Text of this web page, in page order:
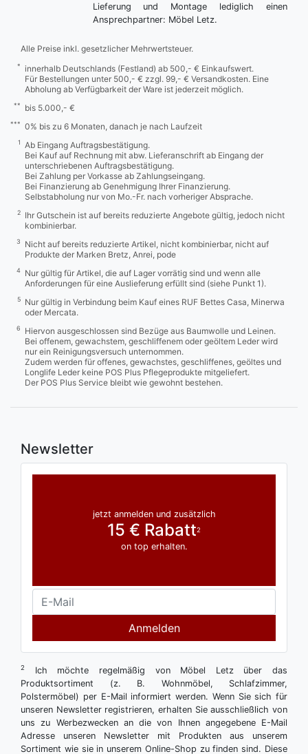
Lieferung und Montage lediglich einen
Ansprechpartner: Möbel Letz.
Alle Preise inkl. gesetzlicher Mehrwertsteuer.
*
innerhalb Deutschlands (Festland) ab 500,- € Einkaufswert.
Für Bestellungen unter 500,- € zzgl. 99,- € Versandkosten. Eine
Abholung ab Verfügbarkeit der Ware ist jederzeit möglich.
** bis 5.000,- €
*** 0% bis zu 6 Monaten, danach je nach Laufzeit
1
Ab Eingang Auftragsbestätigung.
Bei Kauf auf Rechnung mit abw. Lieferanschrift ab Eingang der
unterschriebenen Auftragsbestätigung.
Bei Zahlung per Vorkasse ab Zahlungseingang.
Bei Finanzierung ab Genehmigung Ihrer Finanzierung.
Selbstabholung nur von Mo.-Fr. nach vorheriger Absprache.
2
Ihr Gutschein ist auf bereits reduzierte Angebote gültig, jedoch nicht
kombinierbar.
3
Nicht auf bereits reduzierte Artikel, nicht kombinierbar, nicht auf
Produkte der Marken Bretz, Anrei, pode
4
Nur gültig für Artikel, die auf Lager vorrätig sind und wenn alle
Anforderungen für eine Auslieferung erfüllt sind (siehe Punkt 1).
5
Nur gültig in Verbindung beim Kauf eines RUF Bettes Casa, Minerwa
oder Mercata.
6
Hiervon ausgeschlossen sind Bezüge aus Baumwolle und Leinen.
Bei offenem, gewachstem, geschliffenem oder geöltem Leder wird
nur ein Reinigungsversuch unternommen.
Zudem werden für offenes, gewachstes, geschliffenes, geöltes und
Longlife Leder keine POS Plus Pflegeprodukte mitgeliefert.
Der POS Plus Service bleibt wie gewohnt bestehen.
Newsletter
jetzt anmelden und zusätzlich
15 € Rabatt2
on top erhalten.
Anmelden
2
Ich möchte regelmäßig von Möbel Letz über das
Produktsortiment (z. B. Wohnmöbel, Schlafzimmer,
Polstermöbel) per E-Mail informiert werden. Wenn Sie sich für
unseren Newsletter registrieren, erhalten Sie ausschließlich von
uns zu Werbezwecken an die von Ihnen angegebene E-Mail
Adresse unseren Newsletter mit Produkten aus unserem
Sortiment wie sie in unserem Online-Shop zu finden sind. Diese